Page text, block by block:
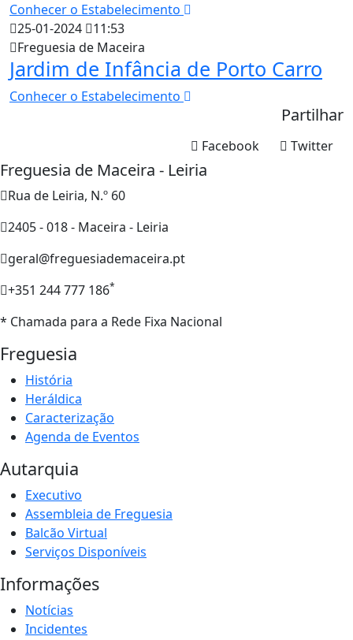
Conhecer o Estabelecimento
25-01-2024
11:53
Freguesia de Maceira
Jardim de Infância de Porto Carro
Conhecer o Estabelecimento
Partilhar
Twitter
Facebook
Freguesia de Maceira - Leiria
Rua de Leiria, N.º 60
2405 - 018 - Maceira - Leiria
geral@freguesiademaceira.pt
+351 244 777 186*
* Chamada para a Rede Fixa Nacional
Freguesia
História
Heráldica
Caracterização
Agenda de Eventos
Autarquia
Executivo
Assembleia de Freguesia
Balcão Virtual
Serviços Disponíveis
Informações
Notícias
Incidentes